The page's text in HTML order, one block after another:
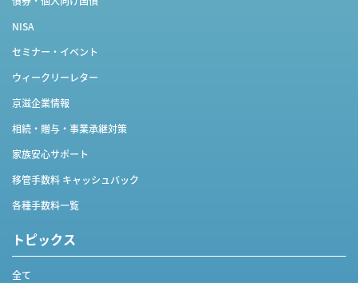
NISA
セミナー・イベント
ウィークリーレター
京滋企業情報
相続・贈与・事業承継対策
家族安心サポート
移管手数料 キャッシュバック
各種手数料一覧
トピックス
全て